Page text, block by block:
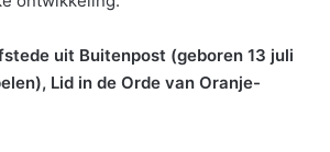
uit Buitenpost (geboren 13 juli
Lid in de Orde van Oranje-